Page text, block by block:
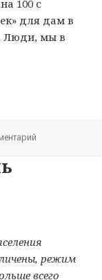
100 с
для дам в
Люди, мы в
режим
всего